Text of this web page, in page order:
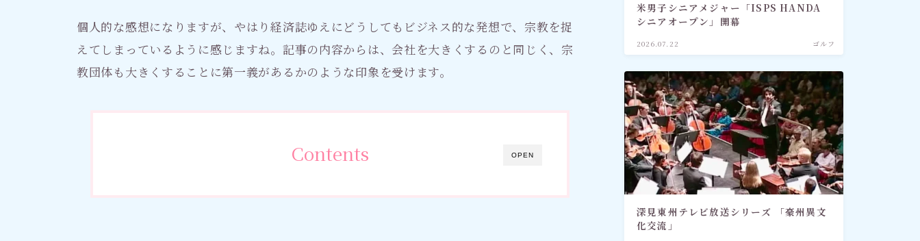
個人的な感想になりますが、やはり経済誌ゆえにどうしてもビジネス的な発想で、宗教を捉
えてしまっているように感じますね。記事の内容からは、会社を大きくするのと同じく、宗
教団体も大きくすることに第一義があるかのような印象を受けます。
OPEN
Contents
米男子シニアメジャー「ISPS HANDA
シニアオープン」開幕
2026.07.22 ゴルフ
深見東州テレビ放送シリーズ 「豪州異文
化交流」